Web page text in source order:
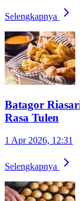
Selengkapnya
Batagor
Rasa Tulen
1 Apr 2026, 12:31
Selengkapnya